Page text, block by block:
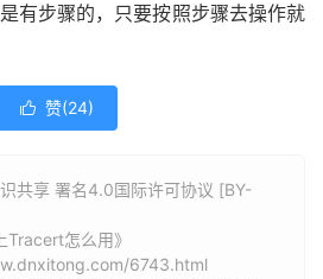
有步骤的，只要按照步骤去操作就
 赞(24)
共享 署名4.0国际许可协议 [BY-
怎么用》
6743.html